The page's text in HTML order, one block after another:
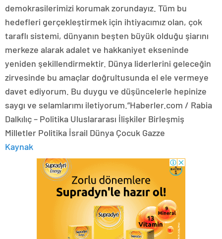
demokrasilerimizi korumak zorundayız. Tüm bu
hedefleri gerçekleştirmek için ihtiyacımız olan, çok
taraflı sistemi, dünyanın beşten büyük olduğu şiarını
merkeze alarak adalet ve hakkaniyet ekseninde
yeniden şekillendirmektir. Dünya liderlerini geleceğin
zirvesinde bu amaçlar doğrultusunda el ele vermeye
davet ediyorum. Bu duygu ve düşüncelerle hepinize
saygı ve selamlarımı iletiyorum.”Haberler.com / Rabia
Dalkılıç – Politika Uluslararası İlişkiler Birleşmiş
Milletler Politika İsrail Dünya Çocuk Gazze
Kaynak